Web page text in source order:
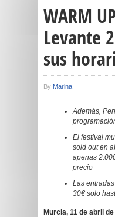
WARM
Levante
sus
By Marina
Además,
El festival
sold out en
apenas
precio
Las
30€ solo
Murcia, 11 de abril